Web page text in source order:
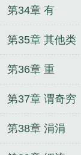
第34章 有
第35章 其他类
第36章 重
第37章 谓奇穷
第38章 涓涓